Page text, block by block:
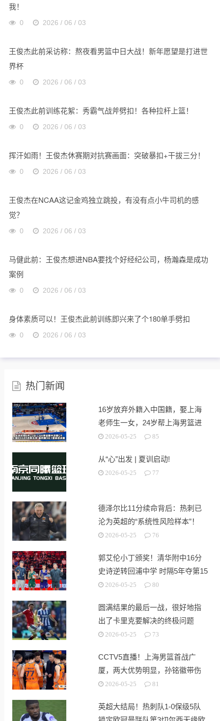
我！
0 2026 / 06 / 03
王俊杰此前采访称：熬夜看男篮中日大战！新年愿望是打进世
界杯
0 2026 / 06 / 03
王俊杰此前训练花絮：秀霸气战斧劈扣！各种拉杆上篮！
0 2026 / 06 / 03
挥汗如雨！王俊杰休赛期对抗赛画面：突破暴扣+干拔三分！
0 2026 / 06 / 03
王俊杰在NCAA这记金鸡独立跳投，有没有点小牛司机的感
觉？
0 2026 / 06 / 03
马健此前：王俊杰想进NBA要找个好经纪公司，杨瀚森是成功
案例
0 2026 / 06 / 03
身体素质可以！王俊杰此前训练即兴来了个180单手劈扣
0 2026 / 06 / 03
热门新闻
16岁放弃外籍入中国籍，娶上海
老师生一女，24岁帮上海男篮进
决赛
2026-05-25 85
从“心”出发 | 夏训启动!
2026-05-25 77
德泽尔比11分续命背后：热刺已
沦为英超的“系统性风险样本”！
2026-05-25 76
郭艾伦小丁颁奖！清华附中16分
史诗逆转回浦中学 时隔5年夺第15
冠2026-05-25 80
圆满结果的最后一战，很好地指
出了卡里克要解决的终极问题
2026-05-25 73
CCTV5直播！上海男篮首战广
厦，两大优势明显，孙铭徽带伤
出战！
2026-05-25 81
英超大结局！热刺队1-0保级5队